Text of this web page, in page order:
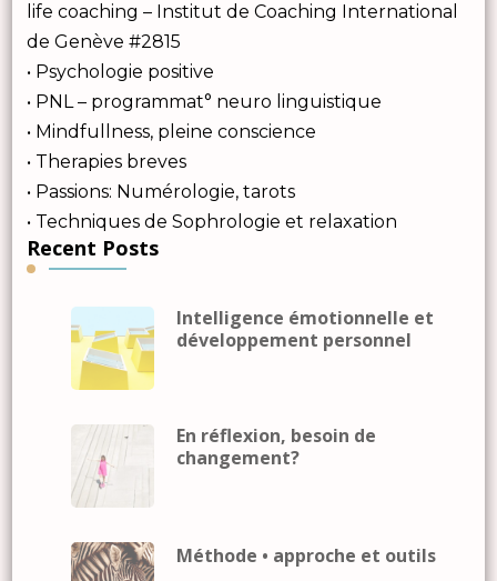
life coaching – Institut de Coaching International
de Genève #2815
• Psychologie positive
• PNL – programmat° neuro linguistique
• Mindfullness, pleine conscience
• Therapies breves
• Passions: Numérologie, tarots
• Techniques de Sophrologie et relaxation
Recent Posts
Intelligence émotionnelle et
développement personnel
En réflexion, besoin de
changement?
Méthode • approche et outils